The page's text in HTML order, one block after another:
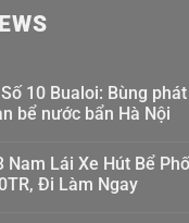
10 Bualoi: Bùng
bể nước bẩn Hà Nội
Nam Lái Xe Hút Bể
Đi Làm Ngay